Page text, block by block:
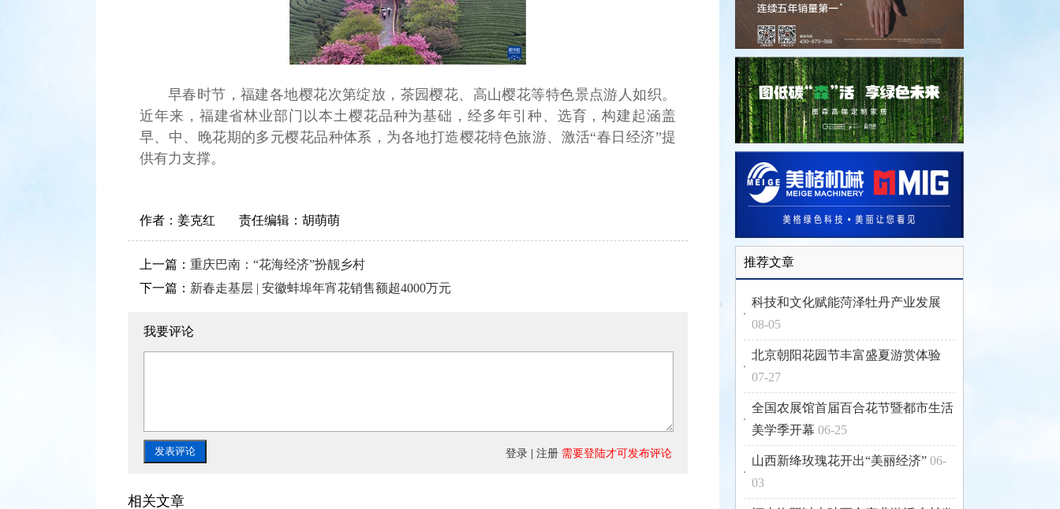
早春时节，福建各地樱花次第绽放，茶园樱花、高山樱花等特色景点游人如织。
近年来，福建省林业部门以本土樱花品种为基础，经多年引种、选育，构建起涵盖
早、中、晚花期的多元樱花品种体系，为各地打造樱花特色旅游、激活“春日经济”提
供有力支撑。
作者： 姜克红 责任编辑： 胡萌萌
上一篇： 重庆巴南：“花海经济”扮靓乡村
下一篇： 新春走基层 | 安徽蚌埠年宵花销售额超4000万元
我要评论
登录 注册 需要登陆才可发布评论
相关文章
推荐文章
科技和文化赋能菏泽牡丹产业发展
08-05
北京朝阳花园节丰富盛夏游赏体验
07-27
全国农展馆首届百合花节暨都市生活
美学季开幕 06-25
山西新绛玫瑰花开出“美丽经济” 06-
03